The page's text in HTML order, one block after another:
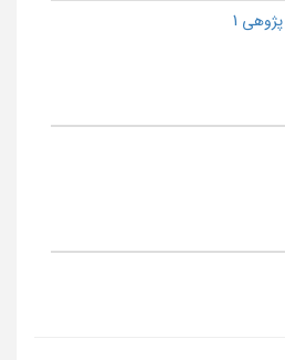
1